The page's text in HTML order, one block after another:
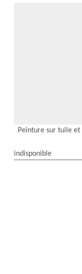
Peinture sur tuile
indisponible